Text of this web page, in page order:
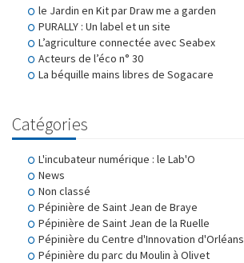
le Jardin en Kit par Draw me a garden
PURALLY : Un label et un site
L’agriculture connectée avec Seabex
Acteurs de l’éco n° 30
La béquille mains libres de Sogacare
Catégories
L'incubateur numérique : le Lab'O
News
Non classé
Pépinière de Saint Jean de Braye
Pépinière de Saint Jean de la Ruelle
Pépinière du Centre d'Innovation d'Orléans
Pépinière du parc du Moulin à Olivet